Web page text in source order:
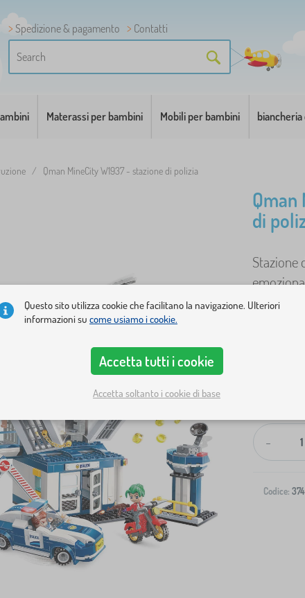
Spedizione & pagamento
Contatti
Materassi per bambini Mobili per bambini
/ Qman MineCity W1937 - stazione di polizia
Qman
di
Stazione
-
Codice:
Questo sito utilizza cookie che facilitano la navigazione. Ulteriori
informazioni su come usiamo i cookie.
Accetta tutti i cookie
Accetta soltanto i cookie di base